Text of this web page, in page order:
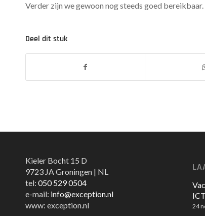
Verder zijn we gewoon nog steeds goed
Deel dit stuk
Kieler Bocht 15 D
9723 JA Groningen | NL
tel: 050 529 0504
e-mail: info@exception.nl
www: exception.nl
24